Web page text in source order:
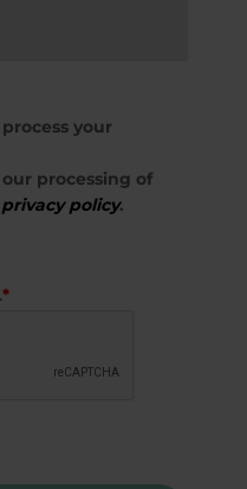
your
processing of
privacy policy.
*